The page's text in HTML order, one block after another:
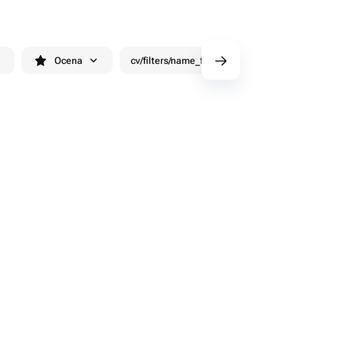
Ocena cv/filters/name_fast_delivery